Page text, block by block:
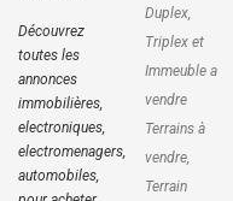
Découvrez
toutes les
annonces
immobilières,
electroniques,
electromenagers,
automobiles,
Duplex,
Triplex et
Immeuble a
vendre
Terrains à
vendre,
Terrain